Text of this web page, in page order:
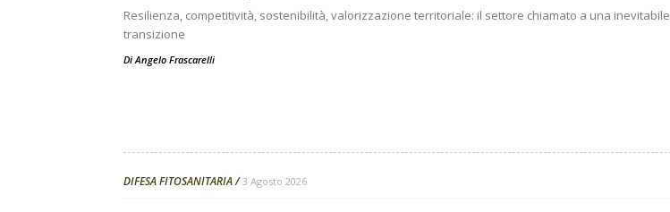
Resilienza, competitività, sostenibilità, valorizzazione territoriale: il settore chiamato a una inevitabile
transizione
DiAngelo Frascarelli
DIFESA FITOSANITARIA 3 Agosto 2026